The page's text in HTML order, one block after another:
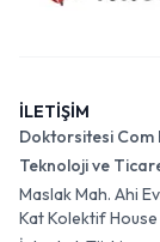
İLETİŞİM
Doktorsitesi Com
Teknoloji ve
Maslak Mah. Ahi
Kat Kolektif House